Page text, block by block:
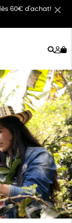
60€ d'achat!